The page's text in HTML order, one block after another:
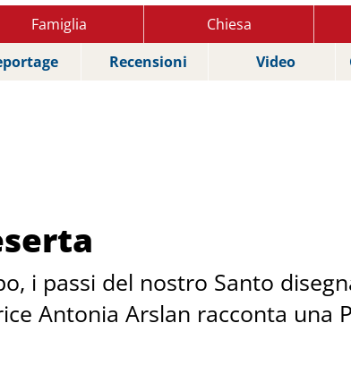
Famiglia Chiesa
Recensioni Video
i passi del nostro Santo
Antonia Arslan racconta una